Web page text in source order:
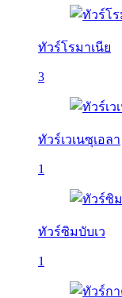
ทัวร์โรมาเนีย
3
ทัวร์เวเนซุเอลา
1
ทัวร์ซิมบับเว
1